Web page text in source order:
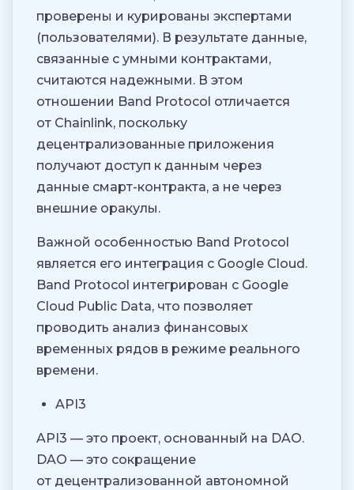
проверены и курированы экспертами
(пользователями). В результате данные,
связанные с умными контрактами,
считаются надежными. В этом
отношении Band Protocol отличается
от Chainlink, поскольку
децентрализованные приложения
получают доступ к данным через
данные смарт-контракта, а не через
внешние оракулы.
Важной особенностью Band Protocol
является его интеграция с Google Cloud.
Band Protocol интегрирован с Google
Cloud Public Data, что позволяет
проводить анализ финансовых
временных рядов в режиме реального
времени.
API3
API3 — это проект, основанный на DAO.
DAO — это сокращение
от децентрализованной автономной